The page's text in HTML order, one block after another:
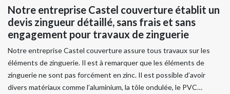
Notre entreprise Castel couverture établit un
devis zingueur détaillé, sans frais et sans
engagement pour travaux de zinguerie
Notre entreprise Castel couverture assure tous travaux sur les
éléments de zinguerie. Il est à remarquer que les éléments de
zinguerie ne sont pas forcément en zinc. Il est possible d’avoir
divers matériaux comme l’aluminium, la tôle ondulée, le PVC…